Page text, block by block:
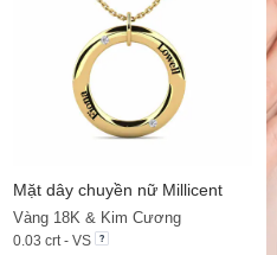
Mặt dây chuyền nữ Millicent
Vàng 18K & Kim Cương
0.03 crt - VS